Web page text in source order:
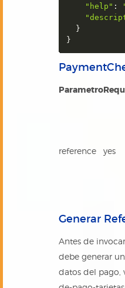
"help" :
}
}
Parametro
reference yes
Generar
Antes de
debe generar
datos del pago,